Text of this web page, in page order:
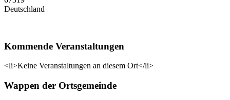
Deutschland
Kommende Veranstaltungen
<li>Keine Veranstaltungen an diesem Ort</li>
Wappen der Ortsgemeinde